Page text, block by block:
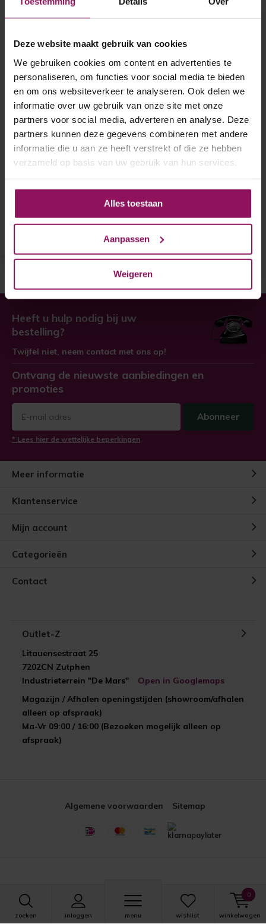
Deze website maakt gebruik van cookies
We gebruiken cookies om content en advertenties te
personaliseren, om functies voor social media te bieden
en om ons websiteverkeer te analyseren. Ook delen we
informatie over uw gebruik van onze site met onze
partners voor social media, adverteren en analyse. Deze
partners kunnen deze gegevens combineren met andere
informatie die u aan ze heeft verstrekt of die ze hebben
verzameld op basis van uw gebruik van hun services.
Alles toestaan
Aanpassen
Weigeren
zoeken inloggen menu wishlist winkelwagen
0
Recent bekeken
Austria binnendeur
Balance Tulsa
Tulsa
Heeft u hulp nodig bij uw
bestelling?
Twijfel niet, neem contact met ons op!
Ontvang de nieuwste aanbiedingen en
promoties
Abonneer
* Lees hier de wettelijke beperkingen
Meer informatie
Klantenservice
Mijn account
Categorieën
Contact
Outlet-Z
Litauensestraat 25
7202CN Zutphen
Industrieterrein "De Mars"
Open in Googlemaps
Magazijn / Afhalen openingstijden (showroom/afhalen
alleen op afspraak)
Ma-Vr 09:00 / 16:00 (Bezoeken mogelijk alleen op
afspraak)
Algemene voorwaarden Sitemap